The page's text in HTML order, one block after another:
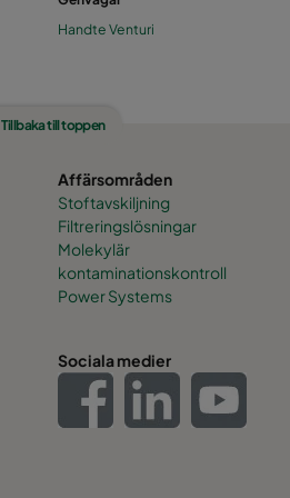
Handte Venturi
Tillbaka till toppen
Affärsområden
Stoftavskiljning
Filtreringslösningar
Molekylär
kontaminationskontroll
Power Systems
Sociala medier